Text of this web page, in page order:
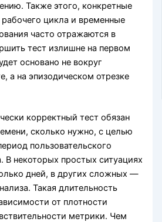
Также этого, конкретные
цикла и временные
часто отражаются в
тест излишне на первом
основано не вокруг
а на эпизодическом отрезке
корректный тест обязан
сколько нужно, с целью
пользовательского
В некоторых простых ситуациях
дней, в других сложных —
Такая длительность
от плотности
метрики. Чем